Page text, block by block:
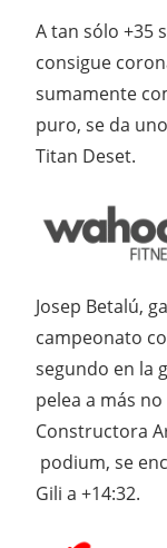
A tan sólo +35
consigue
sumamente
puro, se da
Titan Deset.
Josep Betalú,
campeonato
segundo en la
pelea a más
Constructora
podium, se
Gili a +14:32.